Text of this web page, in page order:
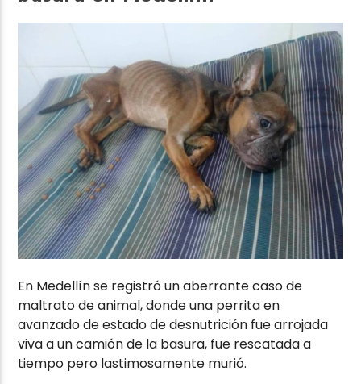
En Medellín se registró un aberrante caso de
maltrato de animal, donde una perrita en
avanzado de estado de desnutrición fue arrojada
viva a un camión de la basura, fue rescatada a
tiempo pero lastimosamente murió.